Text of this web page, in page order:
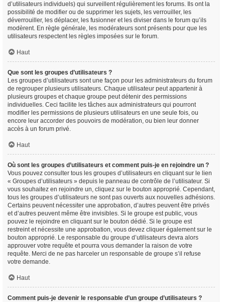
d’utilisateurs individuels) qui surveillent régulièrement les forums. Ils ont la
possibilité de modifier ou de supprimer les sujets, les verrouiller, les
déverrouiller, les déplacer, les fusionner et les diviser dans le forum qu’ils
modèrent. En règle générale, les modérateurs sont présents pour que les
utilisateurs respectent les règles imposées sur le forum.
Haut
Que sont les groupes d’utilisateurs ?
Les groupes d’utilisateurs sont une façon pour les administrateurs du forum
de regrouper plusieurs utilisateurs. Chaque utilisateur peut appartenir à
plusieurs groupes et chaque groupe peut détenir des permissions
individuelles. Ceci facilite les tâches aux administrateurs qui pourront
modifier les permissions de plusieurs utilisateurs en une seule fois, ou
encore leur accorder des pouvoirs de modération, ou bien leur donner
accès à un forum privé.
Haut
Où sont les groupes d’utilisateurs et comment puis-je en rejoindre un ?
Vous pouvez consulter tous les groupes d’utilisateurs en cliquant sur le lien
« Groupes d’utilisateurs » depuis le panneau de contrôle de l’utilisateur. Si
vous souhaitez en rejoindre un, cliquez sur le bouton approprié. Cependant,
tous les groupes d’utilisateurs ne sont pas ouverts aux nouvelles adhésions.
Certains peuvent nécessiter une approbation, d’autres peuvent être privés
et d’autres peuvent même être invisibles. Si le groupe est public, vous
pouvez le rejoindre en cliquant sur le bouton dédié. Si le groupe est
restreint et nécessite une approbation, vous devez cliquer également sur le
bouton approprié. Le responsable du groupe d’utilisateurs devra alors
approuver votre requête et pourra vous demander la raison de votre
requête. Merci de ne pas harceler un responsable de groupe s’il refuse
votre demande.
Haut
Comment puis-je devenir le responsable d’un groupe d’utilisateurs ?